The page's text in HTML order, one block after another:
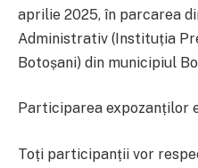
aprilie 2025, în parcarea
Administrativ (Instituția
Botoșani) din municipiul
Participarea expozanților
Toți participanții vor